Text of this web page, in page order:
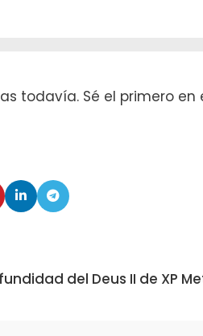
todavía. Sé el primero en
del Deus II de XP